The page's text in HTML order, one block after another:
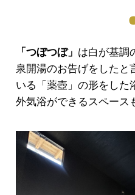
「つぼつぼ」 は白が基調
泉開湯のお告げをしたと
いる「薬壺」の形をした
外気浴ができるスペース